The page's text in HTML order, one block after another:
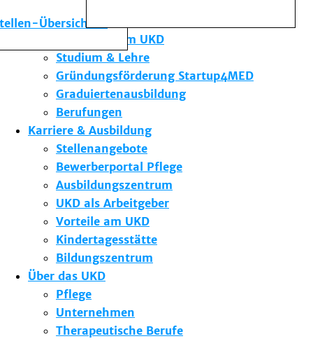
Übersicht
Die Institute des UKD
Forschung am UKD
Studium & Lehre
Gründungsförderung Startup4MED
Graduiertenausbildung
Berufungen
Karriere & Ausbildung
Stellenangebote
Bewerberportal Pflege
Ausbildungszentrum
UKD als Arbeitgeber
Vorteile am UKD
Kindertagesstätte
Bildungszentrum
Über das UKD
Pflege
Unternehmen
Therapeutische Berufe